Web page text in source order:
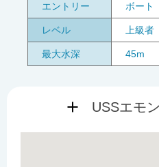
エントリー ボート
レベル 上級者
最大水深 45m
USSエモ